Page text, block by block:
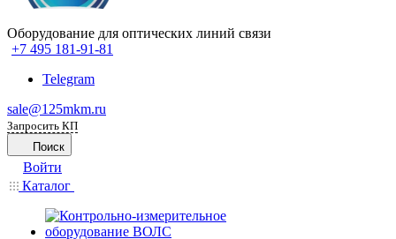
Оборудование для оптических линий связи
+7 495 181-91-81
Telegram
sale@125mkm.ru
Запросить КП
Поиск
Войти
Каталог